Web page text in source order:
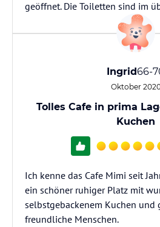
geöffnet. Die Toiletten sind im
Ingrid66-
Oktober
Tolles Cafe in prima
Kuchen
Ich kenne das Cafe Mimi seit
ein schöner ruhiger Platz mit
selbstgebackenem Kuchen und
freundliche Menschen.